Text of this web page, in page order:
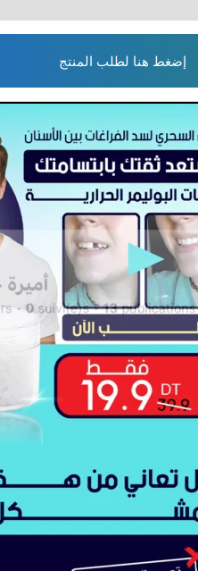
إضغط هنا لطلب المنتج